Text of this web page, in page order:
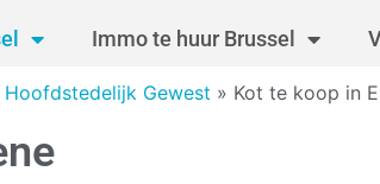
Immo te huur Brussel
Gewest » Kot te koop in